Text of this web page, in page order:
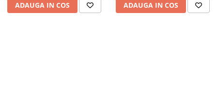
ADAUGA IN COS ADAUGA IN COS